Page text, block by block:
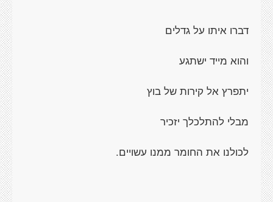
דברו איתו על גדלים
והוא מייד ישתגע
יתפרץ אל קירות של בוץ
מבלי להתלכלך יזכיר
לכולנו את החומר ממנו עשויים.